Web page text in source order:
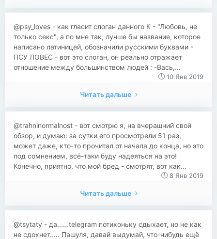
@psy_loves - как гласит слоган данного К - "Любовь, не
только секс", а по мне так, лучше бы название, которое
написано латиницей, обозначили русскими буквами -
ПСУ ЛОВЕС - вот это слоган, он реально отражает
отношение между большинством людей : -Вась,...
10 Янв 2019
Читать дальше
@trahninormalnost - вот смотрю я, на вчерашний свой
обзор, и думаю: за сутки его просмотрели 51 раз,
может даже, кто-то прочитал от начала до конца, но это
под сомнением, всё-таки буду надеяться на это!
Конечно, приятно, что мой бред - смотрят, вот как...
8 Янв 2019
Читать дальше
@tsytaty - да......telegram потихоньку сдыхает, но не как
не сдохнет..... Пашуля, давай выдумай, что-нибудь ещё